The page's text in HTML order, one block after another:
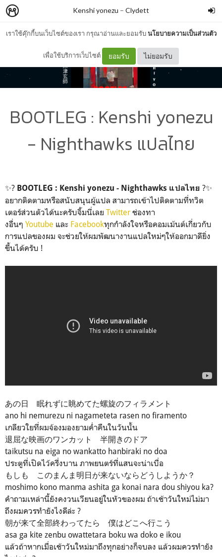
เราใช้คุ๊กกี้บนเว็บไซต์ของเรา กรุณาอ่านและยอมรับนโยบายความเป็นส่วนตัว
เพื่อใช้บริการเว็บไซต์ ยอมรับ ไม่ยอมรับ
Kenshi yonezu – Clydett
BOOTLEG : Kenshi yonezu
- Nighthawks แปลไทย
✨? BOOTLEG : Kenshi yonezu - Nighthawks แปลไทย ?✨
อยากติดตามหรือสนับสนุนผู้แปล สามารถเข้าไปติดตามที่ทวิต
เตอร์ส่วนตัวได้นะครับจิ้มนี่เลย Twitter ช่องทา
งอื่นๆ Youtube และ Facebookทุกกำลังใจหรือคอมเม้นต์เกี่ยวกับ
การแปลของผม จะช่วยให้ผมพัฒนางานแปลใหม่ๆให้ออกมาดียิ่ง
ขึ้นได้ครับ !
あの日 眠れずに眺めてた螺旋のフィラメント
ano hi nemurezu ni nagameteta rasen no firamento
เกลียวใยที่ผมจ้องมองยามค่ำคืนในวันนั้น
退屈な映画のワンカット 半開きのドア
taikutsu na eiga no wankatto hanbiraki no doa
ประตูที่เปิดไว้ครึ่งบาน ภาพยนตร์ที่แสนจะน่าเบื่อ
もしも このまんま明日が来ないならどうしようか？
moshimo kono manma ashita ga konai nara dou shiyou ka?
คำถามเหล่านี้ยังคงวนเวียนอยู่ในหัวของผม ถ้าเช้าวันใหม่ไม่มา
ถึงผมควรทำยังไงดีล่ะ ?
朝が来て全部終わってたら 僕はどこへ行こう
asa ga kite zenbu owattetara boku wa doko e ikou
แล้วถ้าหากเมื่อเช้าวันใหม่มาถึงทุกอย่างก็จบลง แล้วผมควรทำยัง